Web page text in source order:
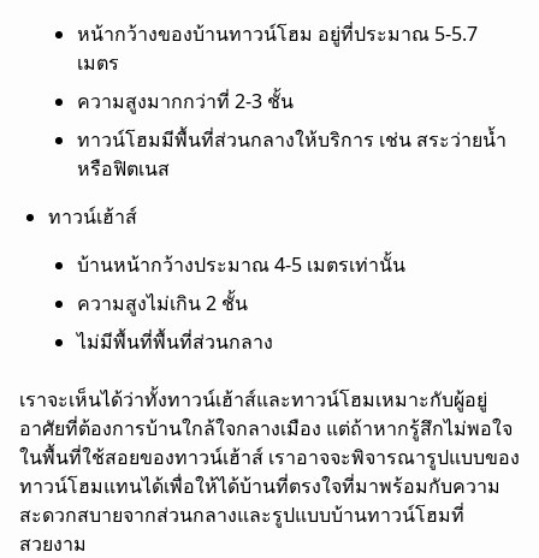
หน้ากว้างของบ้านทาวน์โฮม อยู่ที่ประมาณ 5-5.7
เมตร
ความสูงมากกว่าที่ 2-3 ชั้น
ทาวน์โฮมมีพื้นที่ส่วนกลางให้บริการ เช่น สระว่ายน้ำ
หรือฟิตเนส
ทาวน์เฮ้าส์
บ้านหน้ากว้างประมาณ 4-5 เมตรเท่านั้น
ความสูงไม่เกิน 2 ชั้น
ไม่มีพื้นที่พื้นที่ส่วนกลาง
เราจะเห็นได้ว่าทั้งทาวน์เฮ้าส์และทาวน์โฮมเหมาะกับผู้อยู่
อาศัยที่ต้องการบ้านใกล้ใจกลางเมือง แต่ถ้าหากรู้สึกไม่พอใจ
ในพื้นที่ใช้สอยของทาวน์เฮ้าส์ เราอาจจะพิจารณารูปแบบของ
ทาวน์โฮมแทนได้เพื่อให้ได้บ้านที่ตรงใจที่มาพร้อมกับความ
สะดวกสบายจากส่วนกลางและรูปแบบบ้านทาวน์โฮมที่
สวยงาม